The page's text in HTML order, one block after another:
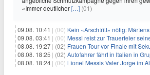
«Immer deutlicher[…] (01)
09.08. 10:41 | (00) Kein «Arschtritt» nötig: Märtens und
09.08. 03:41 | (00) Messi reist zur Trauerfeier seines
08.08. 19:27 | (02) Frauen-Tour vor Finale mit
08.08. 18:25 | (02) Autofahrer fährt in Italien in
08.08. 18:24 | (00) Lionel Messis Vater Jorge im Alter